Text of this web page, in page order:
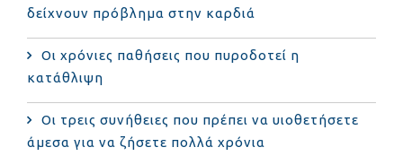
δείχνουν πρόβλημα στην καρδιά
Οι χρόνιες παθήσεις που πυροδοτεί η
κατάθλιψη
Οι τρεις συνήθειες που πρέπει να υιοθετήσετε
άμεσα για να ζήσετε πολλά χρόνια